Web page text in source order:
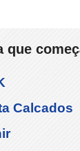
Calcados